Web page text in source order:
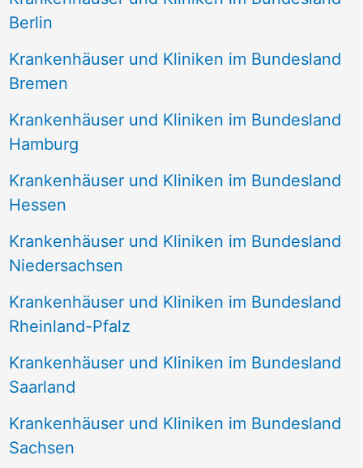
Berlin
Krankenhäuser und Kliniken im Bundesland
Bremen
Krankenhäuser und Kliniken im Bundesland
Hamburg
Krankenhäuser und Kliniken im Bundesland
Hessen
Krankenhäuser und Kliniken im Bundesland
Niedersachsen
Krankenhäuser und Kliniken im Bundesland
Rheinland-Pfalz
Krankenhäuser und Kliniken im Bundesland
Saarland
Krankenhäuser und Kliniken im Bundesland
Sachsen